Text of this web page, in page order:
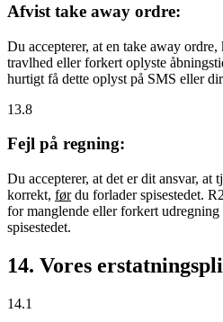
Afvist take away ordre:
Du accepterer, at en take away
travlhed eller forkert oplyste
hurtigt få dette oplyst på SMS eller
13.8
Fejl på regning:
Du accepterer, at det er dit ansvar, at
korrekt, førdu forlader spisestedet.
for manglende eller forkert
spisestedet.
14. Vores
14.1